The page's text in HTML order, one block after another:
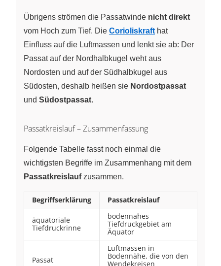
Übrigens strömen die Passatwinde nicht direkt
vom Hoch zum Tief. Die Corioliskraft hat
Einfluss auf die Luftmassen und lenkt sie ab: Der
Passat auf der Nordhalbkugel weht aus
Nordosten und auf der Südhalbkugel aus
Südosten, deshalb heißen sie Nordostpassat
und Südostpassat.
Passatkreislauf – Zusammenfassung
Folgende Tabelle fasst noch einmal die
wichtigsten Begriffe im Zusammenhang mit dem
Passatkreislaufzusammen.
Begriffserklärung Passatkreislauf
äquatoriale
Tiefdruckrinne
bodennahes
Tiefdruckgebiet am
Äquator
Passat
Luftmassen in
Bodennähe, die von den
Wendekreisen